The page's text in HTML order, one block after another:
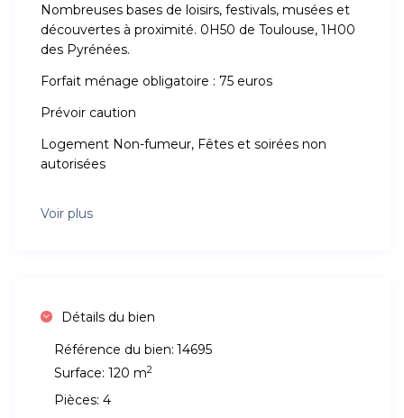
Nombreuses bases de loisirs, festivals, musées et
découvertes à proximité. 0H50 de Toulouse, 1H00
des Pyrénées.
Forfait ménage obligatoire : 75 euros
Prévoir caution
Logement Non-fumeur, Fêtes et soirées non
autorisées
Voir plus
Détails du bien
Référence du bien: 14695
Surface: 120 m2
Pièces: 4